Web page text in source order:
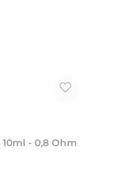
- 0,8 Ohm